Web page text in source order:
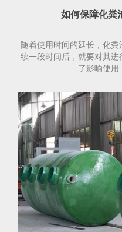
如何保障化粪
随着使用时间的延长，化
续一段时间后，就要对其
了影响使用